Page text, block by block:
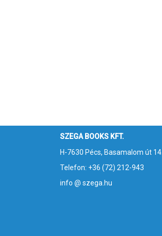
SZEGA BOOKS KFT.
H-7630 Pécs, Basamalom út 14.
Telefon: +36 (72) 212-943
info @ szega.hu